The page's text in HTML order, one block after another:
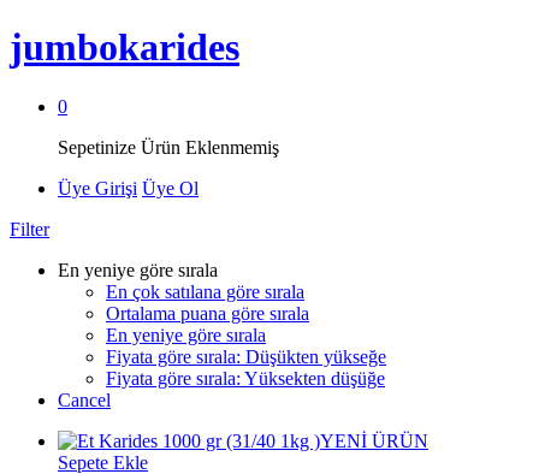
jumbokarides
0
Sepetinize Ürün Eklenmemiş
Üye Girişi Üye Ol
Filter
En yeniye göre sırala
En çok satılana göre sırala
Ortalama puana göre sırala
En yeniye göre sırala
Fiyata göre sırala: Düşükten yükseğe
Fiyata göre sırala: Yüksekten düşüğe
Cancel
YENİ ÜRÜN
Sepete Ekle